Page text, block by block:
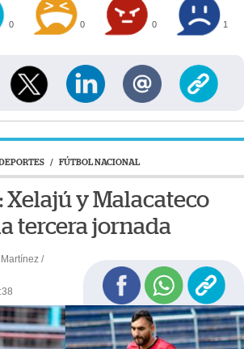
0 0 0 1
/ FÚTBOL NACIONAL
Xelajú y Malacateco
tercera jornada
/